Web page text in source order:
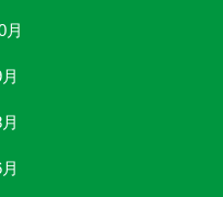
月